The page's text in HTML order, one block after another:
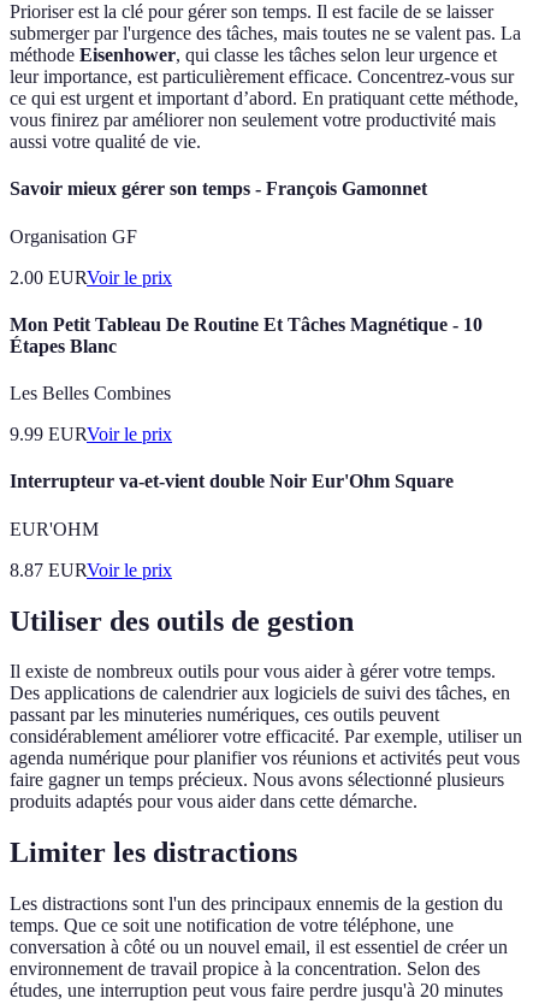
Prioriser est la clé pour gérer son temps. Il est facile de se laisser
submerger par l'urgence des tâches, mais toutes ne se valent pas. La
méthode Eisenhower, qui classe les tâches selon leur urgence et
leur importance, est particulièrement efficace. Concentrez-vous sur
ce qui est urgent et important d’abord. En pratiquant cette méthode,
vous finirez par améliorer non seulement votre productivité mais
aussi votre qualité de vie.
Savoir mieux gérer son temps - François Gamonnet
Organisation GF
2.00 EURVoir le prix
Mon Petit Tableau De Routine Et Tâches Magnétique - 10
Étapes Blanc
Les Belles Combines
9.99 EURVoir le prix
Interrupteur va-et-vient double Noir Eur'Ohm Square
EUR'OHM
8.87 EURVoir le prix
Utiliser des outils de gestion
Il existe de nombreux outils pour vous aider à gérer votre temps.
Des applications de calendrier aux logiciels de suivi des tâches, en
passant par les minuteries numériques, ces outils peuvent
considérablement améliorer votre efficacité. Par exemple, utiliser un
agenda numérique pour planifier vos réunions et activités peut vous
faire gagner un temps précieux. Nous avons sélectionné plusieurs
produits adaptés pour vous aider dans cette démarche.
Limiter les distractions
Les distractions sont l'un des principaux ennemis de la gestion du
temps. Que ce soit une notification de votre téléphone, une
conversation à côté ou un nouvel email, il est essentiel de créer un
environnement de travail propice à la concentration. Selon des
études, une interruption peut vous faire perdre jusqu'à 20 minutes